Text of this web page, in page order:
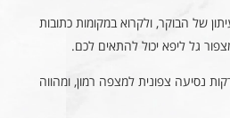
של הבוקר, ולקרוא במקומות כתובות
גל ליפא יכול להתאים לכם.
כ-10 דקות נסיעה צפונית למצפה רמון, ומהווה